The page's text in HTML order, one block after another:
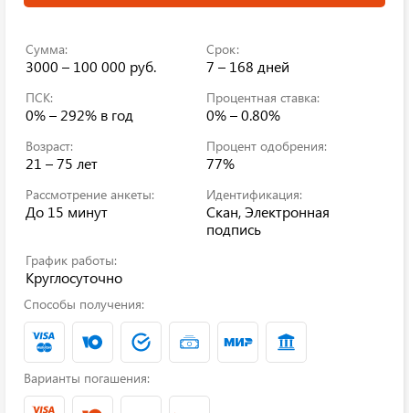
Сумма:
3000 – 100 000 руб.
Срок:
7 – 168 дней
ПСК:
0% – 292% в год
Процентная ставка:
0% – 0.80%
Возраст:
21 – 75 лет
Процент одобрения:
77%
Рассмотрение анкеты:
До 15 минут
Идентификация:
Скан, Электронная
подпись
График работы:
Круглосуточно
Способы получения:
Варианты погашения: